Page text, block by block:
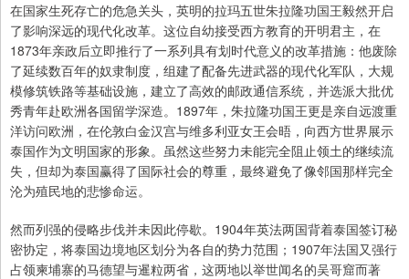
在国家生死存亡的危急关头，英明的拉玛五世朱拉隆功国王毅然开启
了影响深远的现代化改革。这位自幼接受西方教育的开明君主，在
1873年亲政后立即推行了一系列具有划时代意义的改革措施：他废除
了延续数百年的奴隶制度，组建了配备先进武器的现代化军队，大规
模修筑铁路等基础设施，建立了高效的邮政通信系统，并选派大批优
秀青年赴欧洲各国留学深造。1897年，朱拉隆功国王更是亲自远渡重
洋访问欧洲，在伦敦白金汉宫与维多利亚女王会晤，向西方世界展示
泰国作为文明国家的形象。虽然这些努力未能完全阻止领土的继续流
失，但却为泰国赢得了国际社会的尊重，最终避免了像邻国那样完全
沦为殖民地的悲惨命运。
然而列强的侵略步伐并未因此停歇。1904年英法两国背着泰国签订秘
密协定，将泰国边境地区划分为各自的势力范围；1907年法国又强行
占领柬埔寨的马德望与暹粒两省，这两地以举世闻名的吴哥窟而著